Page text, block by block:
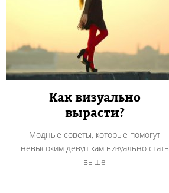
Как визуально
вырасти?
Модные советы, которые помогут
невысоким девушкам визуально стать
выше